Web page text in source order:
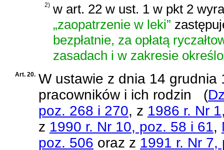
2) w art. 22 w ust. 1 w pkt 2
„zaopatrzenie w leki”
bezpłatnie, za opłatą
zasadach i w zakresie
Art. 20. W ustawie z dnia 14 grudnia
pracowników i ich rodzin
(
poz. 268 i 270, z 1986 r. Nr
z 1990 r. Nr 10, poz. 58 i 61,
poz. 506 oraz z 1991 r. Nr 7,